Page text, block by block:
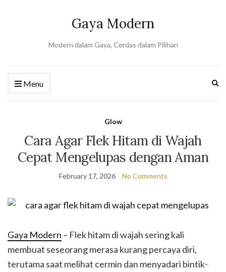
Gaya Modern
Modern dalam Gaya, Cerdas dalam Pilihan
Menu
Glow
Cara Agar Flek Hitam di Wajah
Cepat Mengelupas dengan Aman
February 17, 2026 No Comments
Gaya Modern – Flek hitam di wajah sering kali
membuat seseorang merasa kurang percaya diri,
terutama saat melihat cermin dan menyadari bintik-